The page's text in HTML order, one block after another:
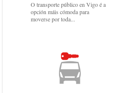
O transporte público en Vigo é a
opción máis cómoda para
moverse por toda...